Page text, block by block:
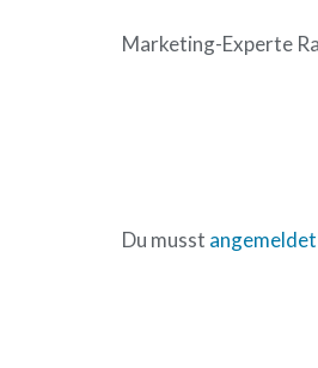
Marketing-Experte
Du musst angemeldet